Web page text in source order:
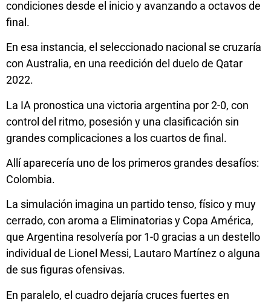
condiciones desde el inicio y avanzando a octavos de
final.
En esa instancia, el seleccionado nacional se cruzaría
con Australia, en una reedición del duelo de Qatar
2022.
La IA pronostica una victoria argentina por 2-0, con
control del ritmo, posesión y una clasificación sin
grandes complicaciones a los cuartos de final.
Allí aparecería uno de los primeros grandes desafíos:
Colombia.
La simulación imagina un partido tenso, físico y muy
cerrado, con aroma a Eliminatorias y Copa América,
que Argentina resolvería por 1-0 gracias a un destello
individual de Lionel Messi, Lautaro Martínez o alguna
de sus figuras ofensivas.
En paralelo, el cuadro dejaría cruces fuertes en